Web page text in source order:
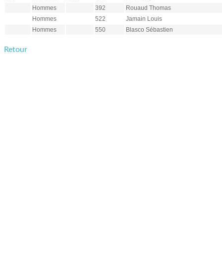
Hommes
392
Rouaud Thomas
Hommes
522
Jamain Louis
Hommes
550 Blasco Sébastien
Retour